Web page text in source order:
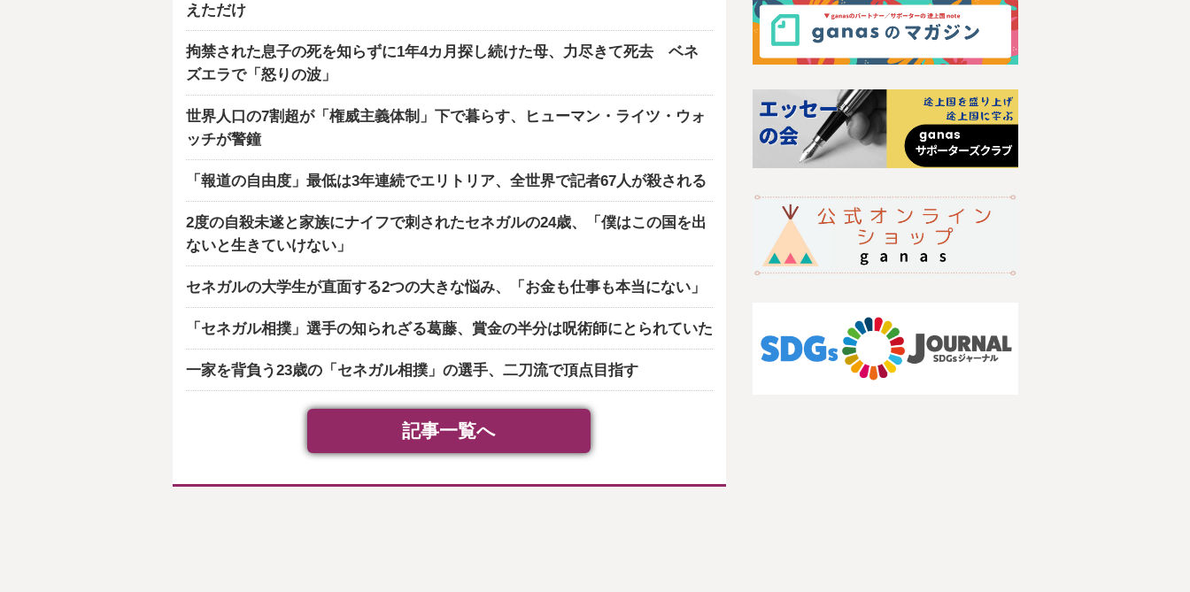
えただけ
拘禁された息子の死を知らずに1年4カ月探し続けた母、力尽きて死去 ベネ
ズエラで「怒りの波」
世界人口の7割超が「権威主義体制」下で暮らす、ヒューマン・ライツ・ウォ
ッチが警鐘
「報道の自由度」最低は3年連続でエリトリア、全世界で記者67人が殺される
2度の自殺未遂と家族にナイフで刺されたセネガルの24歳、「僕はこの国を出
ないと生きていけない」
セネガルの大学生が直面する2つの大きな悩み、「お金も仕事も本当にない」
「セネガル相撲」選手の知られざる葛藤、賞金の半分は呪術師にとられていた
一家を背負う23歳の「セネガル相撲」の選手、二刀流で頂点目指す
記事一覧へ